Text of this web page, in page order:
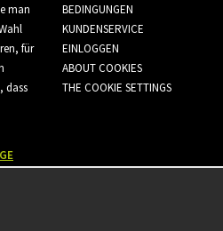
man
für
dass
BEDINGUNGEN
KUNDENSERVICE
EINLOGGEN
ABOUT COOKIES
THE COOKIE SETTINGS